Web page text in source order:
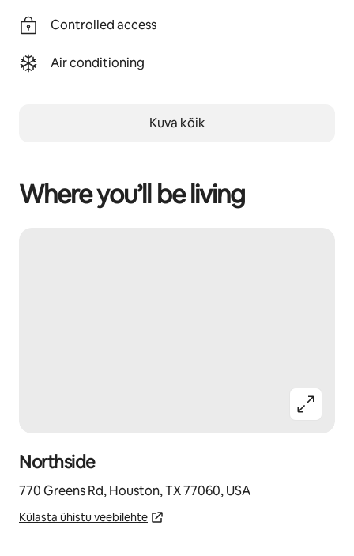
Controlled access
Air conditioning
Kuva kõik
Where you’ll be living
Northside
770 Greens Rd, Houston, TX 77060, USA
Külasta ühistu veebilehte